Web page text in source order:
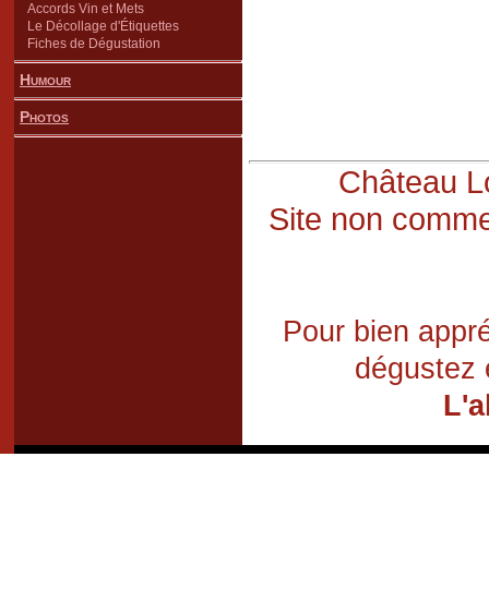
Accords Vin et Mets
Le Décollage d'Étiquettes
Fiches de Dégustation
Humour
Photos
Château
Site non
Pour bien
dégustez